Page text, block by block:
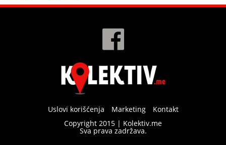
Uslovi korišćenja Marketing
Kontakt
Copyright 2015 | Kolektiv.me
Sva prava zadržava.